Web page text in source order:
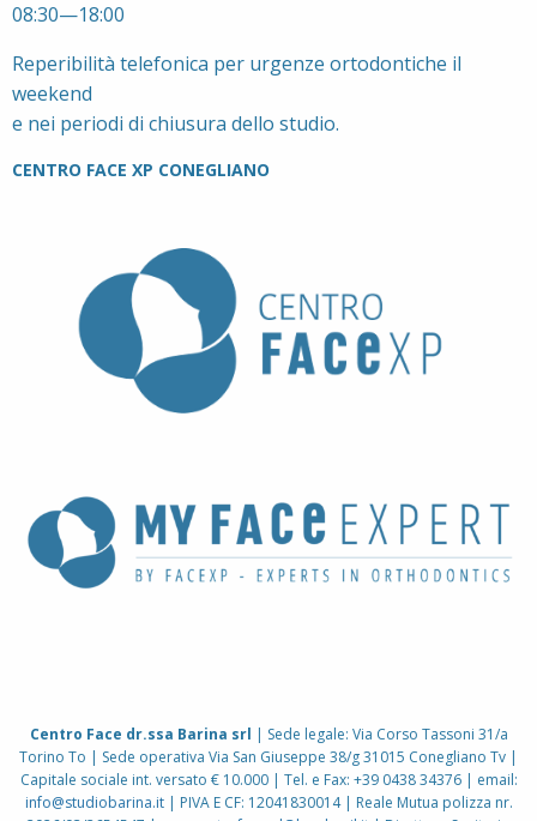
08:30—18:00
Reperibilità telefonica per urgenze ortodontiche il
weekend
e nei periodi di chiusura dello studio.
CENTRO FACE XP CONEGLIANO
Centro Face dr.ssa Barina srl | Sede legale: Via Corso Tassoni 31/a
Torino To | Sede operativa Via San Giuseppe 38/g 31015 Conegliano Tv |
Capitale sociale int. versato € 10.000 | Tel. e Fax: +39 0438 34376 | email:
info@studiobarina.it| PIVA E CF: 12041830014 | Reale Mutua polizza nr.